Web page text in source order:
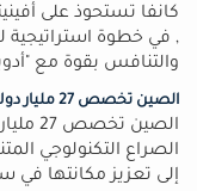
كانفا تستحوذ على
, في خطوة استراتيجية
والتنافس بقوة مع
الصين تخصص 27 مليار دولار لتعزيز صناعة الرقائق
الصراع التكنولوجي
إلى تعزيز مكانتها في